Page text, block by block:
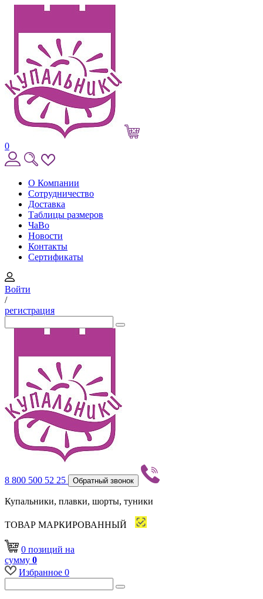
0
О Компании
Сотрудничество
Доставка
Таблицы размеров
ЧаВо
Новости
Контакты
Сертификаты
Войти
/
регистрация
8 800 500 52 25 Обратный звонок
Купальники, плавки, шорты, туники
ТОВАР МАРКИРОВАННЫЙ
0 позиций на
сумму 0
Избранное 0